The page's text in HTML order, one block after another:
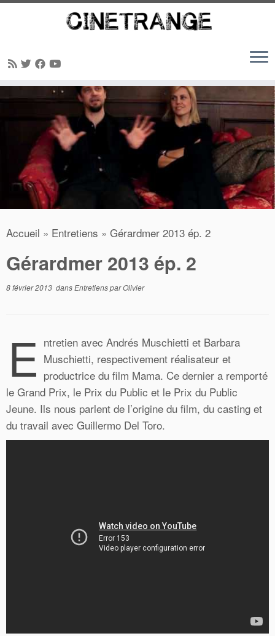
Accueil » Entretiens » Gérardmer 2013 ép. 2
Gérardmer 2013 ép. 2
8 février 2013 dansEntretiensparOlivier
E ntretien avec Andrés Muschietti et Barbara
Muschietti, respectivement réalisateur et
productrice du film Mama. Ce dernier a remporté
le Grand Prix, le Prix du Public et le Prix du Public
Jeune. Ils nous parlent de l’origine du film, du casting et
du travail avec Guillermo Del Toro.